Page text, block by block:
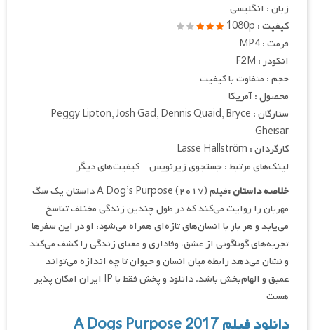
زبان : انگلیسی
کیفیت : 1080p
فرمت : MP4
انکودر : F2M
حجم : متفاوت با کیفیت
محصول : آمریکا
ستارگان : Peggy Lipton, Josh Gad, Dennis Quaid, Bryce
Gheisar
کارگردان : Lasse Hallström
لینک‌های مرتبط : جستجوی زیرنویس – کیفیت‌های دیگر
خلاصه داستان :
فیلم A Dog’s Purpose (۲۰۱۷) داستان یک سگ
مهربان را روایت می‌کند که در طول چندین زندگی مختلف تناسخ
می‌یابد و هر بار با انسان‌های تازه‌ای همراه می‌شود؛ او در این سفرها
تجربه‌های گوناگونی از عشق، وفاداری و معنای زندگی را کشف می‌کند
و نشان می‌دهد رابطه میان انسان و حیوان تا چه اندازه می‌تواند
عمیق و الهام‌بخش باشد. دانلود و پخش فقط با IP ایران امکان پذیر
هست
دانلود فیلم A Dogs Purpose 2017